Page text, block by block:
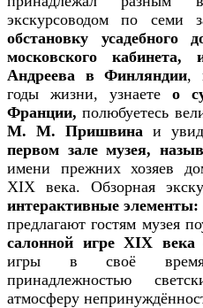
экскурсоводом по семи
обстановку
московского
Андреева в Финляндии,
годы жизни, узнаете о
Франции, полюбуетесь
М. М. Пришвина и
первом зале музея,
имени прежних хозяев
ХIХ века. Обзорная
интерактивные элементы:
предлагают гостям музея
салонной игре XIX
игры в своё время
принадлежностью
атмосферу